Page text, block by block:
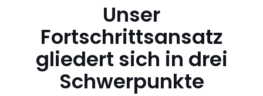
Unser
Fortschrittsansatz
gliedert sich in drei
Schwerpunkte